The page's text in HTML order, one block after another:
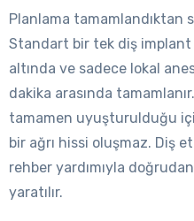
Planlama tamamlandıktan
Standart bir tek diş
altında ve sadece lokal
dakika arasında
tamamen uyuşturulduğu
bir ağrı hissi oluşmaz. Diş
rehber yardımıyla
yaratılır.